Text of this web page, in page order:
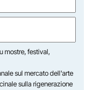
mostre, festival,
sul mercato dell'arte
sulla rigenerazione